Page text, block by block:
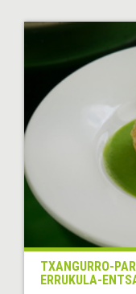
TXANGURRO-
ERRUKULA-